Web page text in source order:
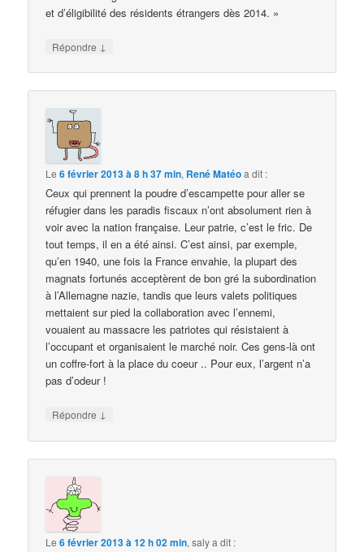
et d’éligibilité des résidents étrangers dès 2014. »
Répondre ↓
Le6 février 2013 à 8 h 37 min, René Matéoa dit :
Ceux qui prennent la poudre d’escampette pour aller se
réfugier dans les paradis fiscaux n’ont absolument rien à
voir avec la nation française. Leur patrie, c’est le fric. De
tout temps, il en a été ainsi. C’est ainsi, par exemple,
qu’en 1940, une fois la France envahie, la plupart des
magnats fortunés acceptèrent de bon gré la subordination
à l’Allemagne nazie, tandis que leurs valets politiques
mettaient sur pied la collaboration avec l’ennemi,
vouaient au massacre les patriotes qui résistaient à
l’occupant et organisaient le marché noir. Ces gens-là ont
un coffre-fort à la place du coeur .. Pour eux, l’argent n’a
pas d’odeur !
Répondre ↓
Le6 février 2013 à 12 h 02 min,salya dit :